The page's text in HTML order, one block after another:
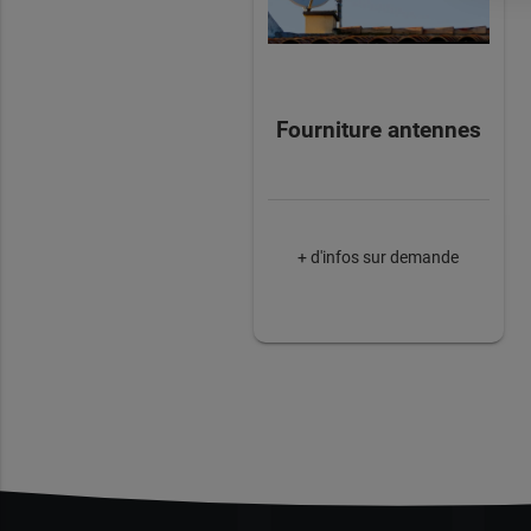
Fourniture antennes
+ d'infos sur demande